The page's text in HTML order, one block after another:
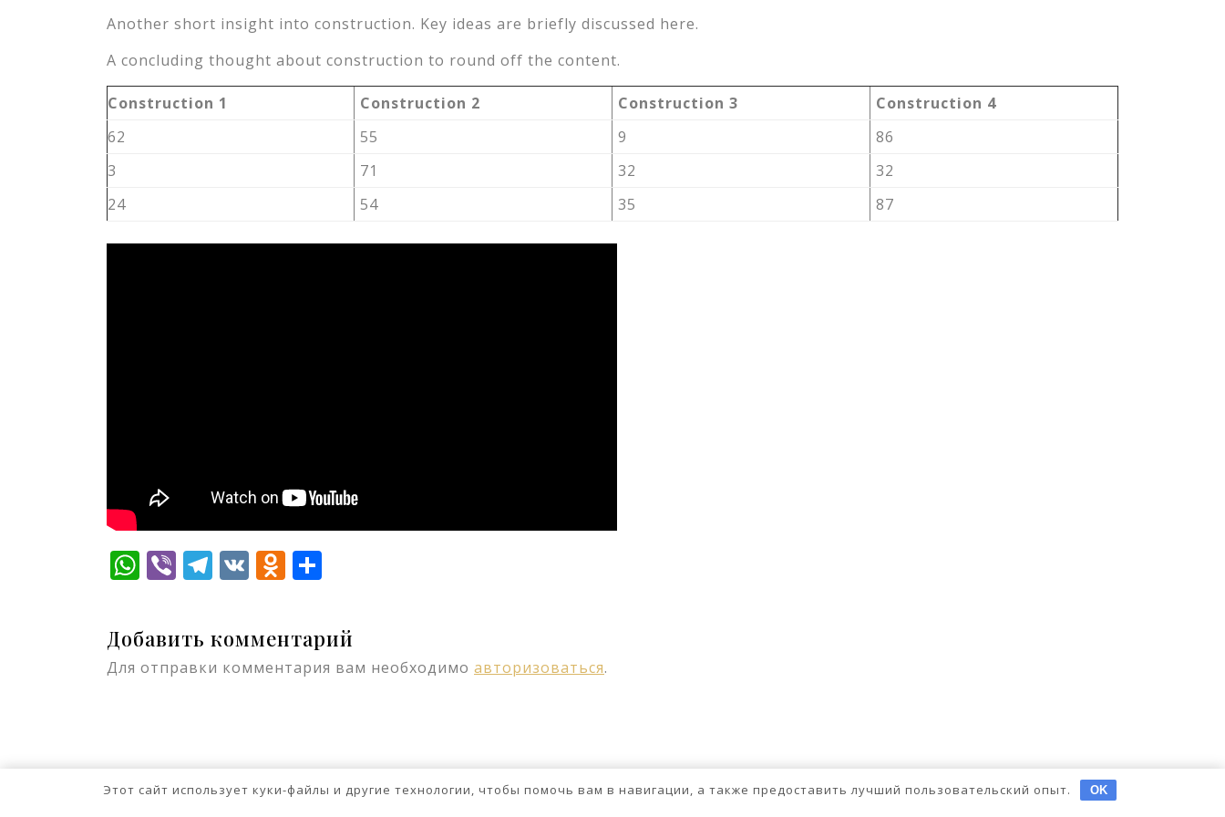
Another short insight into construction. Key ideas are briefly discussed here.
A concluding thought about construction to round off the content.
Construction 1 Construction 2 Construction 3
Construction 4
62
55 9
86
3
71 32
32
24
54 35 87
WhatsApp
ViberTelegram
VKOdnoklassniki
Добавить комментарий
Для отправки комментария вам необходимо авторизоваться.
Этот сайт использует куки-файлы и другие технологии, чтобы помочь вам в навигации, а также предоставить лучший пользовательский опыт. OK